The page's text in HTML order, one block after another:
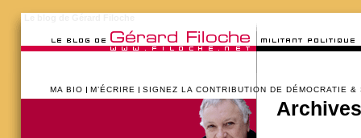
MA BIO M’ÉCRIRE SIGNEZ LA CONTRIBUTION DE DÉMOCRATIE &